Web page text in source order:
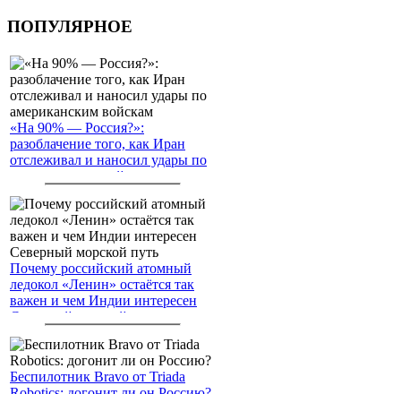
ПОПУЛЯРНОЕ
«На 90% — Россия?»:
разоблачение того, как Иран
отслеживал и наносил удары по
американским войскам
Почему российский атомный
ледокол «Ленин» остаётся так
важен и чем Индии интересен
Северный морской путь
Беспилотник Bravo от Triada